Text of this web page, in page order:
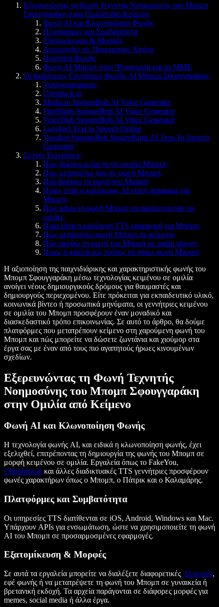
Εξερευνώντας τη Φωνή Τεχνητής Νοημοσύνης του Μπομπ
Σφουγγαράκη στην Ομιλία από Κείμενο
Φωνή AI και Κλωνοποίηση Φωνής
Πλατφόρμες και Συμβατότητα
Εξατομίκευση & Μορφές
Λειτουργίες σε Πραγματικό Χρόνο
Ποιότητα Φωνής
Φωνή AI Μπομπ στην Ψυχαγωγία και τα ΜΜΕ
Οι Καλύτερες Γεννήτριες Φωνής AI Μπομπ Σφουγγαράκης
Voicegenerator.io
Uberduck.ai
Media.io SpongeBob AI Voice Generator
FineShare SpongeBob AI Voice Generator
VoiceDub SpongeBob AI Voice Generator
Lazybird Text to Speech Online
Vocalize SpongeBob SquarePants AI Text-To-Speech
Generator
Συχνές Ερωτήσεις
Πώς βρίσκω κείμενο σε ομιλία Μπομπ;
Πώς μετατρέπω ήχο σε φωνή Μπομπ;
Πού βρίσκω τη φωνή του Μπομπ;
Ποιος είναι ο καλύτερος AI voice generator για
Μπομπ;
Πώς κάνω τη φωνή Μπομπ να ακούγεται σαν να
μιλάει;
Ποια είναι η καλύτερη TTS εφαρμογή για Μπομπ;
Πώς μετατρέπω φωνή Μπομπ σε κείμενο;
Πώς ακούω τη φωνή του Μπομπ σε audio player;
Ποιος ο καλύτερος τρόπος να πάρω φωνή Μπομπ;
Η αξιοποίηση της παιχνιδιάρικης και χαρακτηριστικής φωνής του
Μπομπ Σφουγγαράκη μέσω τεχνολογίας κειμένου σε ομιλία
ανοίγει νέους δημιουργικούς δρόμους για θαυμαστές και
δημιουργούς περιεχομένου. Είτε πρόκειται για εκπαιδευτικό υλικό,
κοινωνικά βίντεο ή προσωπικά μηνύματα, οι γεννήτριες κειμένου
σε ομιλία του Μπομπ προσφέρουν έναν μοναδικό και
διασκεδαστικό τρόπο επικοινωνίας. Σε αυτό το άρθρο, θα δούμε
πλατφόρμες που μετατρέπουν κείμενο στη χαρούμενη φωνή του
Μπομπ και πώς μπορείτε να δώσετε ζωντάνια και χιούμορ στα
έργα σας με έναν από τους πιο αγαπητούς ήρωες κινουμένων
σχεδίων.
Εξερευνώντας τη Φωνή Τεχνητής
Νοημοσύνης του Μπομπ Σφουγγαράκη
στην Ομιλία από Κείμενο
Φωνή AI και Κλωνοποίηση Φωνής
Η τεχνολογία φωνής AI, και ειδικά η κλωνοποίηση φωνής, έχει
εξελιχθεί, επιτρέποντας τη δημιουργία της φωνής του Μπομπ σε
μορφή κειμένου σε ομιλία. Εργαλεία όπως το FakeYou,
Uberduck.ai και άλλες διαδικτυακές TTS γεννήτριες προσφέρουν
φωνές χαρακτήρων όπως ο Μπομπ, ο Πάτρικ και ο Καλαμάρης.
Πλατφόρμες και Συμβατότητα
Οι υπηρεσίες TTS διατίθενται σε iOS, Android, Windows και Mac.
Υπάρχουν APIs για ενσωμάτωση, ώστε να χρησιμοποιείτε τη φωνή
AI του Μπομπ σε προσαρμοσμένες εφαρμογές.
Εξατομίκευση & Μορφές
Σε αυτά τα εργαλεία μπορείτε να διαλέξετε διαφορετικές AI φωνές,
εφέ φωνής ή να μετατρέψετε τη φωνή του Μπομπ σε γυναικεία ή
βρετανική εκδοχή. Τα αρχεία παράγονται σε διάφορες μορφές για
memes, social media ή άλλα έργα.